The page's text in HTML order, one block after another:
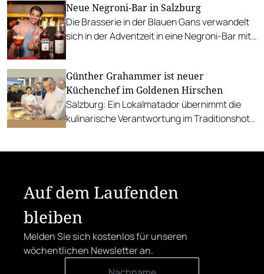
Neue Negroni-Bar in Salzburg
Die Brasserie in der Blauen Gans verwandelt
sich in der Adventzeit in eine Negroni-Bar mit
Günther Grahammer ist neuer
Küchenchef im Goldenen Hirschen
Salzburg: Ein Lokalmatador übernimmt die
kulinarische Verantwortung im Traditionshotel
Auf dem Laufenden
bleiben
Melden Sie sich kostenlos für unseren
wöchentlichen Newsletter an.